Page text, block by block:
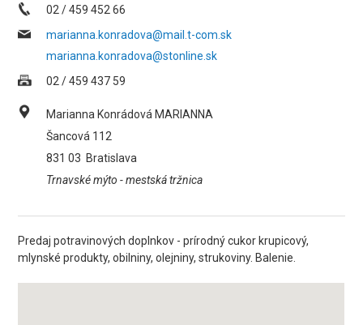
02 / 459 452 66
marianna.konradova@mail.t-com.sk
marianna.konradova@stonline.sk
02 / 459 437 59
Marianna Konrádová MARIANNA
Šancová 112
831 03 Bratislava
Trnavské mýto - mestská tržnica
Predaj potravinových doplnkov - prírodný cukor krupicový,
mlynské produkty, obilniny, olejniny, strukoviny. Balenie.